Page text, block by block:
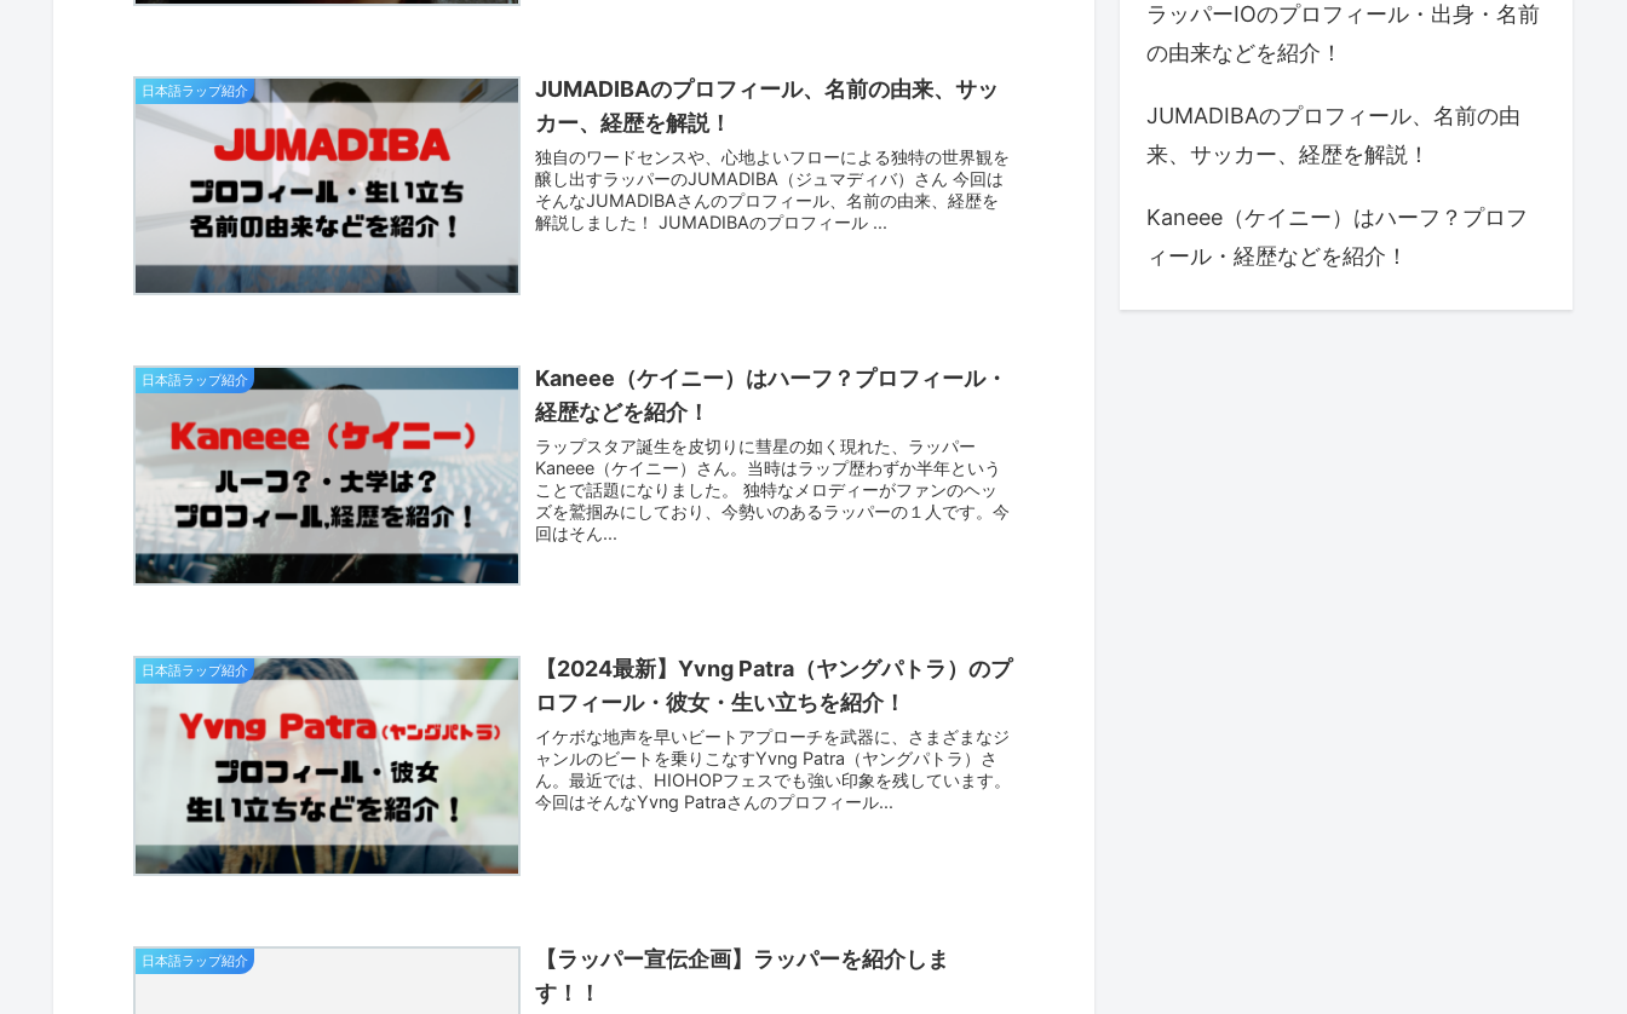
日本語ラップ紹介
JUMADIBAのプロフィール、名前の由来、サッ
カー、経歴を解説！
独自のワードセンスや、心地よいフローによる独特の世界観を
醸し出すラッパーのJUMADIBA（ジュマディバ）さん 今回は
そんなJUMADIBAさんのプロフィール、名前の由来、経歴を
解説しました！ JUMADIBAのプロフィール ...
日本語ラップ紹介
Kaneee（ケイニー）はハーフ？プロフィール・
経歴などを紹介！
ラップスタア誕生を皮切りに彗星の如く現れた、ラッパー
Kaneee（ケイニー）さん。当時はラップ歴わずか半年という
ことで話題になりました。 独特なメロディーがファンのヘッ
ズを鷲掴みにしており、今勢いのあるラッパーの１人です。今
回はそん...
日本語ラップ紹介
【2024最新】Yvng Patra（ヤングパトラ）のプ
ロフィール・彼女・生い立ちを紹介！
イケボな地声を早いビートアプローチを武器に、さまざまなジ
ャンルのビートを乗りこなすYvng Patra（ヤングパトラ）さ
ん。最近では、HIOHOPフェスでも強い印象を残しています。
今回はそんなYvng Patraさんのプロフィール...
日本語ラップ紹介
【ラッパー宣伝企画】ラッパーを紹介しま
す！！
ラッパーIOのプロフィール・出身・名前
の由来などを紹介！
JUMADIBAのプロフィール、名前の由
来、サッカー、経歴を解説！
Kaneee（ケイニー）はハーフ？プロフ
ィール・経歴などを紹介！